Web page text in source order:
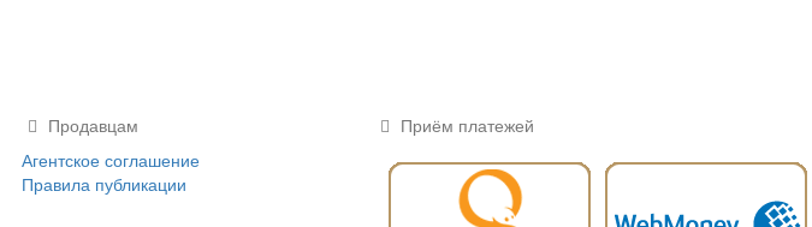
Продавцам
Агентское соглашение
Правила публикации
Приём платежей